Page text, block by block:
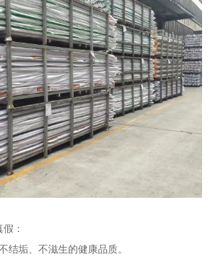
：
结垢、不滋生的健康品质。